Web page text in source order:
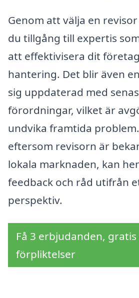
Genom att välja en
du tillgång till expertis
att effektivisera dit
hantering. Det blir även
sig uppdaterad med
förordningar, vilket är
undvika framtida
eftersom revisorn är
lokala marknaden, kan
feedback och råd utifrån
perspektiv.
Få 3 erbjudanden,
förpliktelser